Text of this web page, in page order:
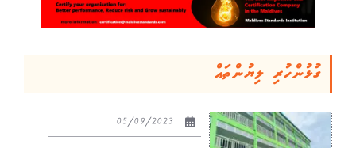
ގުޅުންހުރި ލިޔުންތައް